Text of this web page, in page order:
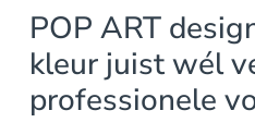
POP ART
kleur juist wél
professionele